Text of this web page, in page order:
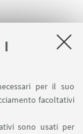
I
per il suo
facoltativi
sono usati per